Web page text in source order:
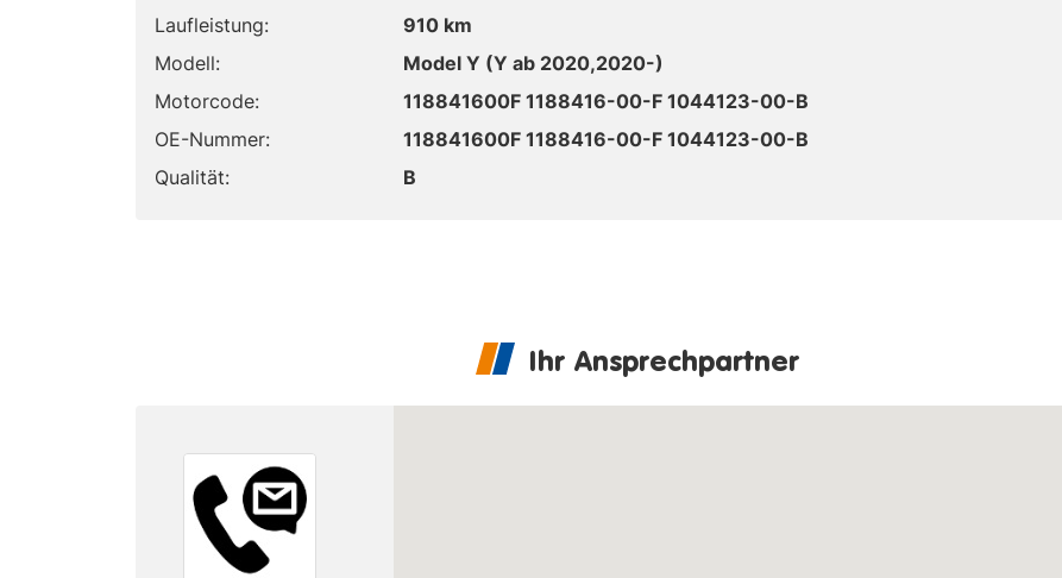
Laufleistung:
910 km
Modell:
Model Y (Y ab 2020,2020-)
Motorcode:
118841600F 1188416-00-F 1044123-00-B
OE-Nummer:
118841600F 1188416-00-F 1044123-00-B
Qualität:
B
Ihr Ansprechpartner